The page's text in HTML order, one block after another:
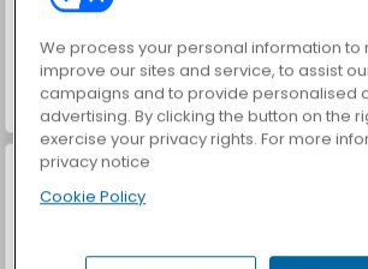
Casino World
We process your personal information to
improve our sites and service, to assist
campaigns and to provide personalised
advertising. By clicking the button on the
exercise your privacy rights. For more
privacy notice
Cookie Policy